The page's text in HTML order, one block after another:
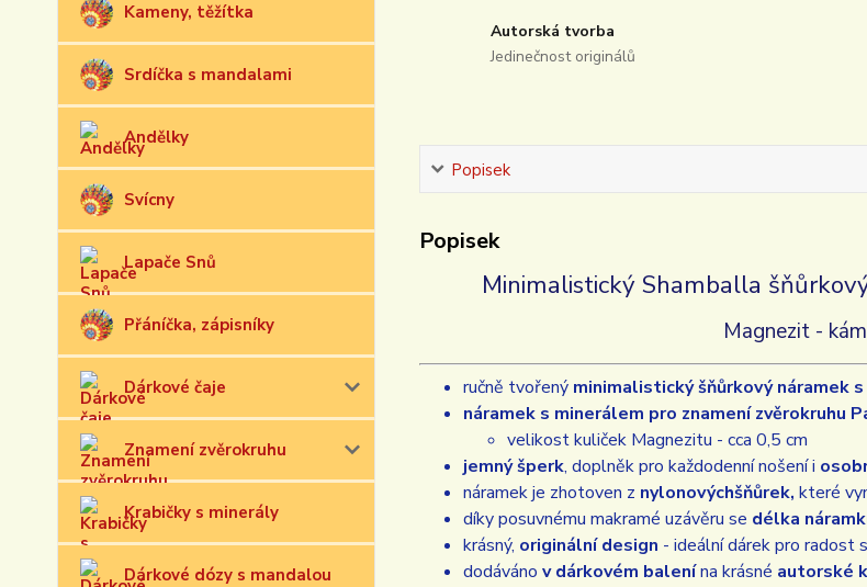
Kameny, těžítka
Srdíčka s mandalami
Andělky
Svícny
Lapače Snů
Přáníčka, zápisníky
Dárkové čaje
Znamení zvěrokruhu
Krabičky s minerály
Dárkové dózy s mandalou
Autorská tvorba
Jedinečnost originálů
Popisek
Popisek
Minimalistický Shamballa
Magnezit -
ručně tvořený minimalistický šňůrkový náramek
náramek s minerálem pro znamení zvěrokruhu
velikost kuliček Magnezitu - cca 0,5 cm
jemný šperk, doplněk pro každodenní nošení i
náramek je zhotoven z nylonovýchšňůrek, které
díky posuvnému makramé uzávěru se délka
krásný, originální design - ideální dárek pro radost
dodáváno v dárkovém balenína krásné autorské